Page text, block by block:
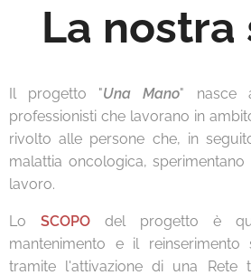
La nostra
Il progetto "Una Mano" nasce
professionisti che lavorano in
rivolto alle persone che, in
malattia oncologica,
lavoro.
Lo SCOPO
del progetto è
mantenimento e il
tramite l'attivazione di una Rete